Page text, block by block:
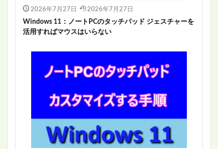
2026年7月27日 2026年7月27日
Windows 11：ノートPCのタッチパッド ジェスチャーを
活用すればマウスはいらない